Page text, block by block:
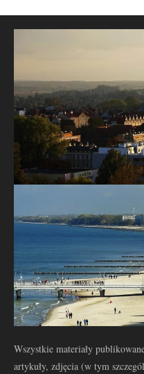
Wszystkie materiały
artykuły, zdjęcia (w tym